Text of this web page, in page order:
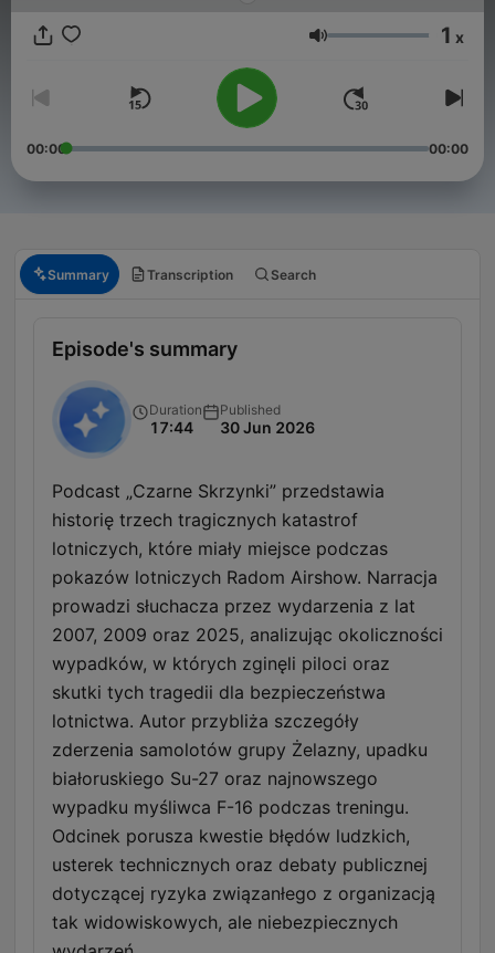
Volume 1 x
00:00 00:00
Summary Transcription Search
Episode's summary
Duration
17:44
Published
30 Jun 2026
Podcast „Czarne Skrzynki” przedstawia
historię trzech tragicznych katastrof
lotniczych, które miały miejsce podczas
pokazów lotniczych Radom Airshow. Narracja
prowadzi słuchacza przez wydarzenia z lat
2007, 2009 oraz 2025, analizując okoliczności
wypadków, w których zginęli piloci oraz
skutki tych tragedii dla bezpieczeństwa
lotnictwa. Autor przybliża szczegóły
zderzenia samolotów grupy Żelazny, upadku
białoruskiego Su-27 oraz najnowszego
wypadku myśliwca F-16 podczas treningu.
Odcinek porusza kwestie błędów ludzkich,
usterek technicznych oraz debaty publicznej
dotyczącej ryzyka związanłego z organizacją
tak widowiskowych, ale niebezpiecznych